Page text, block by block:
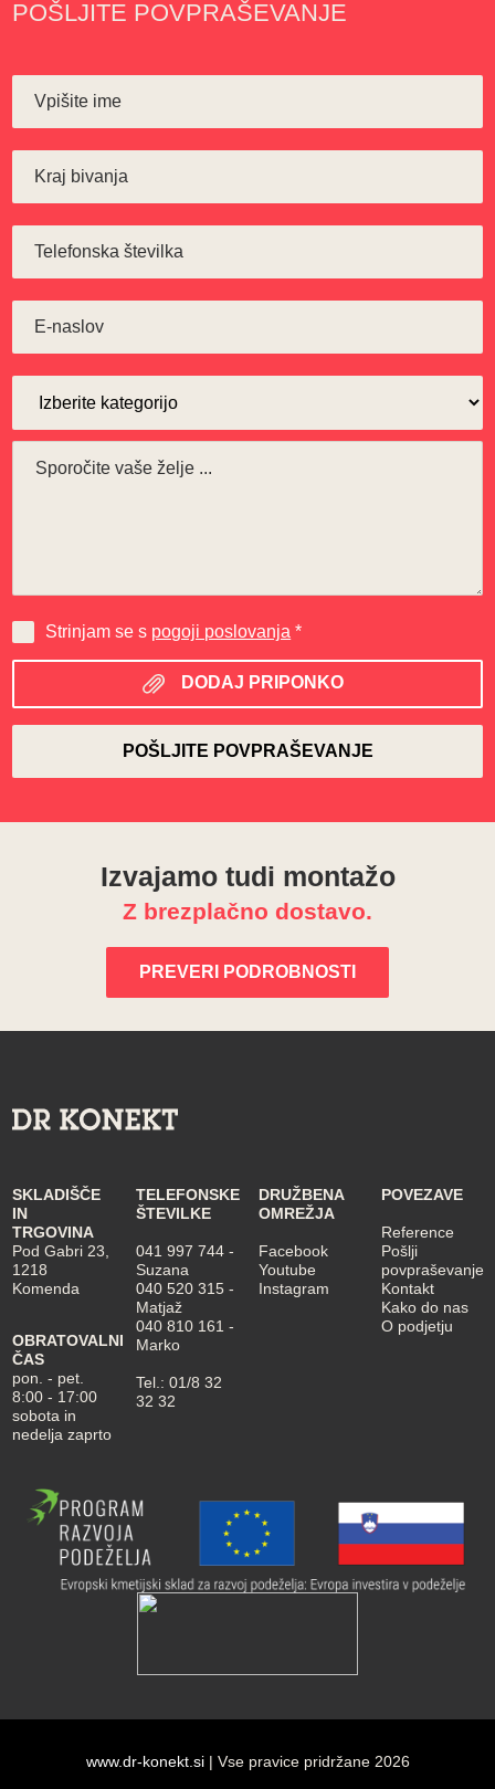
POŠLJITE POVPRAŠEVANJE
Strinjam se s pogoji poslovanja *
DODAJ PRIPONKO
Izvajamo tudi montažo
Z brezplačno dostavo.
PREVERI PODROBNOSTI
SKLADIŠČE
IN
TRGOVINA
Pod Gabri 23,
1218
Komenda
OBRATOVALNI
ČAS
pon. - pet.
8:00 - 17:00
sobota in
nedelja zaprto
TELEFONSKE
ŠTEVILKE
041 997 744-
Suzana
040 520 315-
Matjaž
040 810 161 -
Marko
Tel.: 01/8 32
32 32
DRUŽBENA
OMREŽJA
Facebook
Youtube
Instagram
POVEZAVE
Reference
Pošlji
povpraševanje
Kontakt
Kako do nas
O podjetju
www.dr-konekt.si| Vse pravice pridržane 2026